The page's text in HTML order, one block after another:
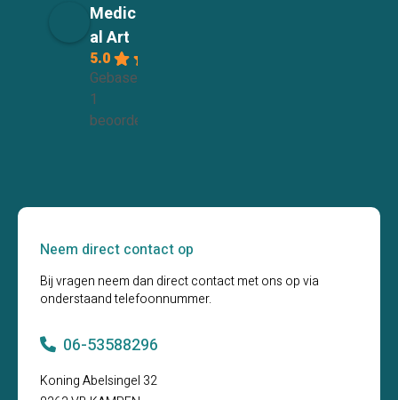
Medic
al Art
5.0
Gebaseerd op
1
beoordelingen
Neem direct contact op
Bij vragen neem dan direct contact met ons op via
onderstaand telefoonnummer.
06-53588296
Koning Abelsingel 32